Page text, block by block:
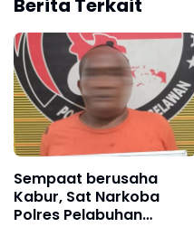
Berita Terkait
Sempaat berusaha
Kabur, Sat Narkoba
Polres Pelabuhan